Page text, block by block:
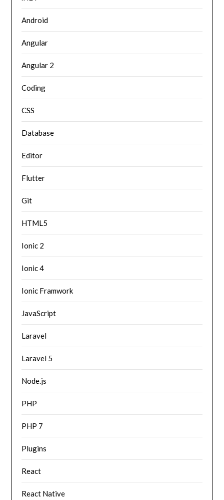
Android
Angular
Angular 2
Coding
CSS
Database
Editor
Flutter
Git
HTML5
Ionic 2
Ionic 4
Ionic Framwork
JavaScript
Laravel
Laravel 5
Node.js
PHP
PHP 7
Plugins
React
React Native